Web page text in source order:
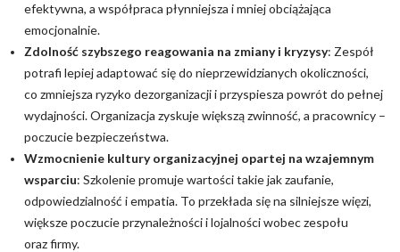
efektywna, a współpraca płynniejsza i mniej obciążająca
emocjonalnie.
Zdolność szybszego reagowania na zmiany i kryzysy: Zespół
potrafi lepiej adaptować się do nieprzewidzianych okoliczności,
co zmniejsza ryzyko dezorganizacji i przyspiesza powrót do pełnej
wydajności. Organizacja zyskuje większą zwinność, a pracownicy –
poczucie bezpieczeństwa.
Wzmocnienie kultury organizacyjnej opartej na wzajemnym
wsparciu: Szkolenie promuje wartości takie jak zaufanie,
odpowiedzialność i empatia. To przekłada się na silniejsze więzi,
większe poczucie przynależności i lojalności wobec zespołu
oraz firmy.